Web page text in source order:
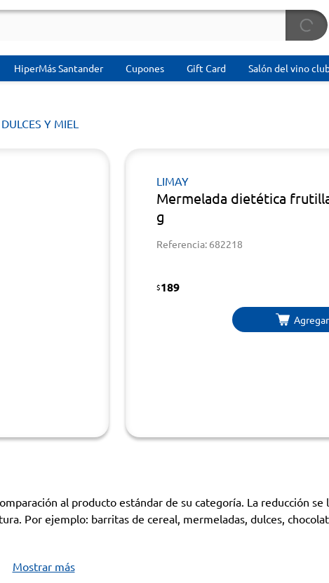
HiperMás Santander Cupones Gift Card Salón del vino
Y MIEL
LIMAY
Mermelada dietética
g
Referencia: 682218
$189
Agregar
al producto estándar de su categoría. La reducción se
Por ejemplo: barritas de cereal, mermeladas, dulces,
Mostrar más